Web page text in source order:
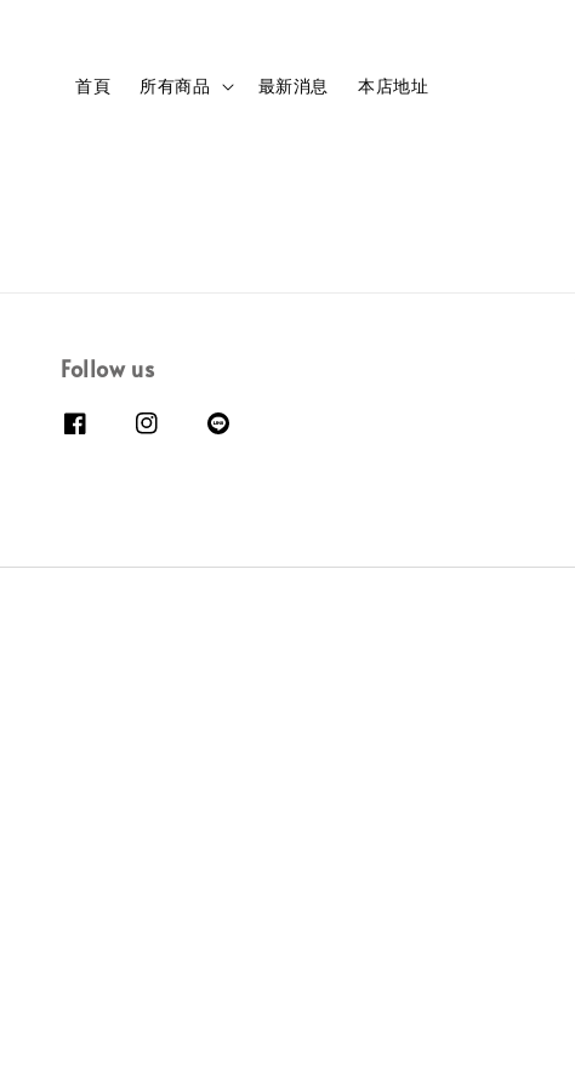
首頁 所有商品 最新消息 本店地址
Follow us